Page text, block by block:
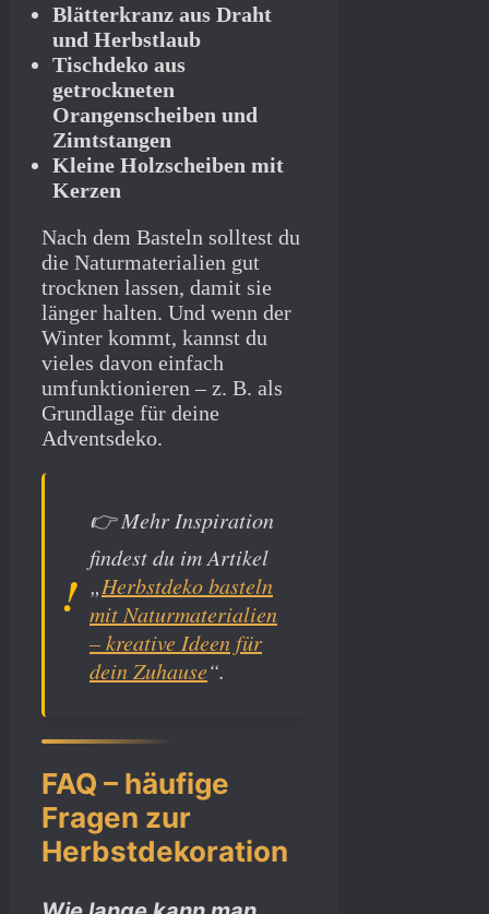
Blätterkranz aus Draht
und Herbstlaub
Tischdeko aus
getrockneten
Orangenscheiben und
Zimtstangen
Kleine Holzscheiben mit
Kerzen
Nach dem Basteln solltest du
die Naturmaterialien gut
trocknen lassen, damit sie
länger halten. Und wenn der
Winter kommt, kannst du
vieles davon einfach
umfunktionieren – z. B. als
Grundlage für deine
Adventsdeko.
👉Mehr Inspiration
findest du im Artikel
„Herbstdeko basteln
mit Naturmaterialien
– kreative Ideen für
dein Zuhause“.
FAQ – häufige
Fragen zur
Herbstdekoration